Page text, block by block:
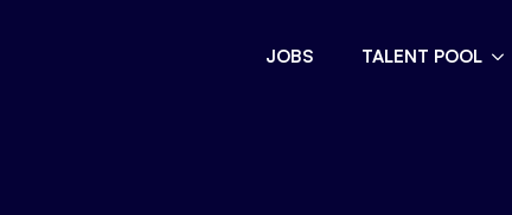
JOBS TALENT POOL